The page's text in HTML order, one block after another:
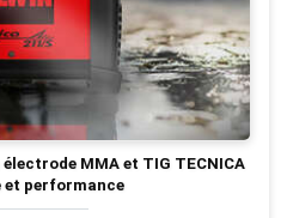
MMA et TIG TECNICA
et performance